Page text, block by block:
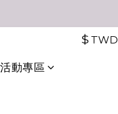
$ TWD
活動專區